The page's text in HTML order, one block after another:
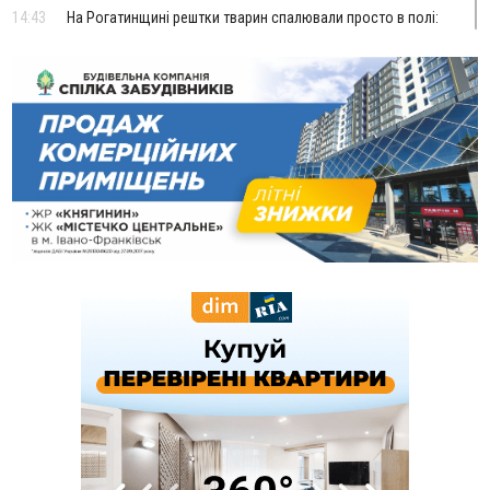
14:43
На Рогатинщині рештки тварин спалювали просто в полі:
13:25
Пірс, ігровий майданчик і зона для пікніків: оголосили
тендер на 7 мільйонів на благоустрій Німецького озера
12:14
У Калуші на озері в міському парку масово загинули
качки та риба
11:18
Майстра лісу з Верховинщини оштрафували на 600 тисяч за
переправлення чоловіків до Румунії
10:49
На Прикарпатті через негоду сталися аварійні вимкнення
світла
За змову на тендері для Долинської лікарні двох
Яремчанський суд виніс вирок чоловіку, який у Буковелі
вкрав із супермаркету пляшку віскі за 8,5 тисяч
В урочищі біля Галича археологи відкопали давньоруську
вагову гирку XII–XIII століть
У Франківську медики провели серію складних операцій
на аорті
07 Серпня